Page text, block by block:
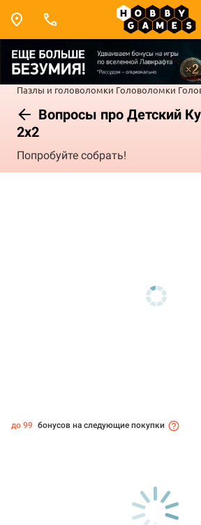
Пазлы и головоломки Головоломки
Вопросы про Детский
2х2
Попробуйте собрать!
до 99 бонусов на следующие покупки